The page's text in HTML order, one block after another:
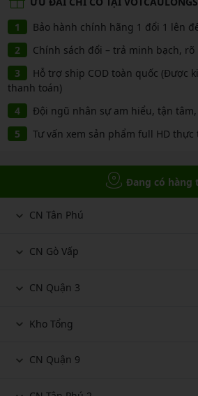
Bảo hành chính hãng 1 đổi 1 lên
Chính sách đổi – trả minh bạch, rõ
Hỗ trợ ship COD toàn quốc (Được
thanh toán)
Đội ngũ nhân sự am hiểu, tận
Tư vấn xem sản phẩm full HD
Đang có hàng
CN Tân Phú
CN Gò Vấp
CN Quận 3
Kho Tổng
CN Quận 9